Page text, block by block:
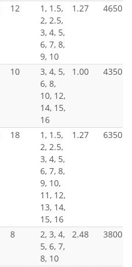
12
1, 1.5,
2, 2.5,
3, 4, 5,
6, 7, 8,
9, 10
1.27 4650
10
3, 4, 5,
6, 8,
10, 12,
14, 15,
16
1.00 4350
18
1, 1.5,
2, 2.5,
3, 4, 5,
6, 7, 8,
9, 10,
11, 12,
13, 14,
15, 16
1.27 6350
8
2, 3, 4,
5, 6, 7,
8, 10
2.48 3800